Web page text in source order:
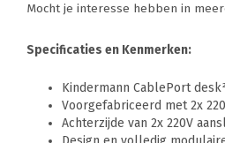
Mocht je interesse hebben in
Specificaties en Kenmerken:
Kindermann CablePort desk²
Voorgefabriceerd met 2x
Achterzijde van 2x 220V